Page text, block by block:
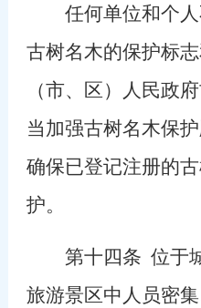
任何单位和个人
古树名木的保护标
（市、区）人民政
当加强古树名木保
确保已登记注册的
护。
第十四条 位于
旅游景区中人员密